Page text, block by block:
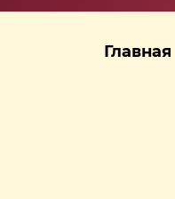
Главная